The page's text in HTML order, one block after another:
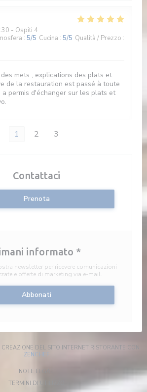
- Ospiti 4
: 5/5 Cucina : 5/5 Qualità / Prezzo :
mets , explications des plats et
de la restauration est passé à toute
permis d'échanger sur les plats et
1 2 3
Contattaci
Prenota
informato *
newsletter per ricevere comunicazioni
e offerte di marketing via e-mail.
Abbonati
DEL SITO INTERNET RISTORANTE CON
ZENCHEF((APRE UNA NUOVA FINESTRA))
NOTE LEGALI
TERMINI DI UTILIZZO
((APRE UNA NUOVA FINESTRA))